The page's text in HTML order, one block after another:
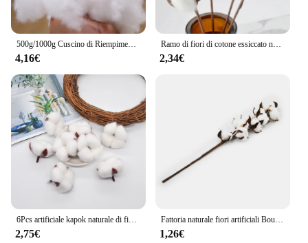
4,16€
Ramo di fiori di cotone essiccato naturale Bouquet da damigella d'onore decorazione bianca decorazione della casa fiore artificiale fiori bianchi finti
2,34€
2,75€ 1,26€